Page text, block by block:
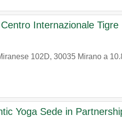
Internazionale Tigre
102D, 30035 Mirano a
Yoga Sede in